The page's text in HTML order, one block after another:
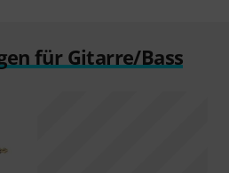
für Gitarre/Bass